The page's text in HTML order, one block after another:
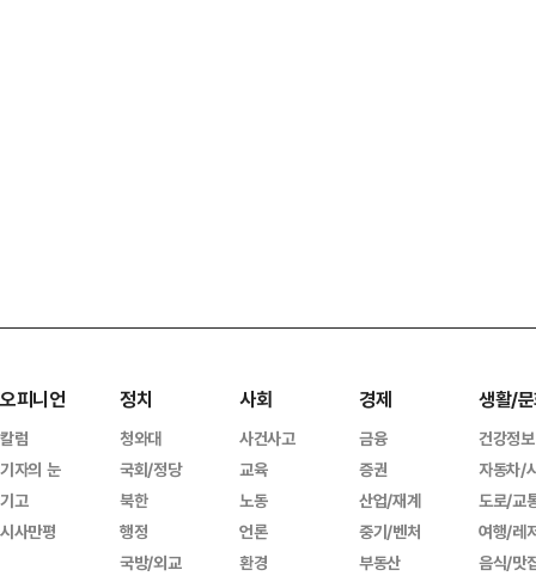
오피니언
칼럼
기자의 눈
기고
시사만평
정치
청와대
국회/정당
북한
행정
국방/외교
사회
사건사고
교육
노동
언론
환경
경제
금융
증권
산업/재계
중기/벤처
부동산
생활/
건강정보
자동차/
도로/교
여행/레
음식/맛